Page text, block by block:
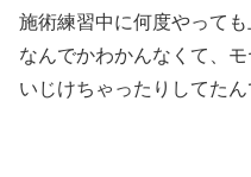
施術練習中に何度やっても
なんでかわかんなくて、モ
いじけちゃったりしてたん